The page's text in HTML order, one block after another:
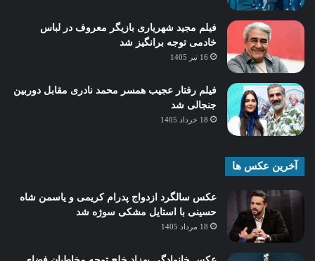
فیلم مجید شهریاری بازیگر معروف در لباس
خادمی توجه برانگیز شد
16 تیر 1405
فیلم رفتار عجیب همسر محمد نادری مقابل دوربین
جنجالی شد
18 خرداد 1405
آخرین عکس ها
عکس سالگرد ازدواج پدرام کریمی و یاسمن شاه‌
حسینی با استایل مشکی سوژه شد
18 مرداد 1405